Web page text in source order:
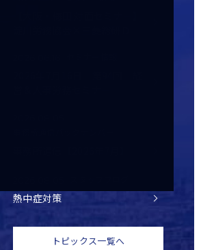
熱中症対策
トピックス一覧へ